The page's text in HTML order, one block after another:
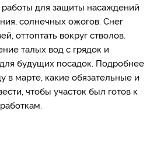
для защиты насаждений
солнечных ожогов. Снег
оттоптать вокруг стволов.
талых вод с грядок и
будущих посадок. Подробнее
в марте, какие обязательные и
чтобы участок был готов к